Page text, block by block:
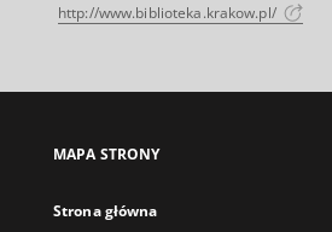
http://www.biblioteka.krakow.pl/
MAPA STRONY
Strona główna